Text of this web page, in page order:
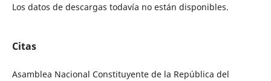
Los datos de descargas todavía no están disponibles.
Citas
Asamblea Nacional Constituyente de la República del